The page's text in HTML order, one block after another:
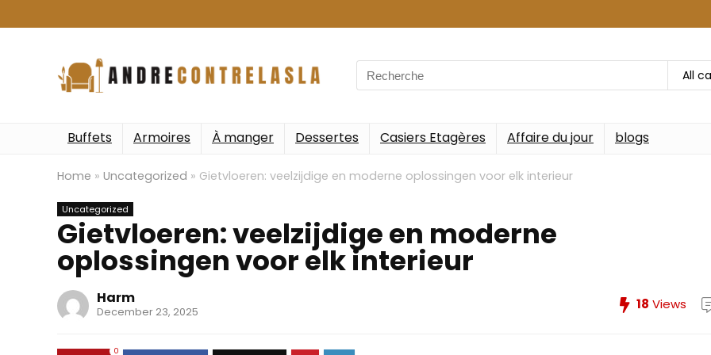
Search
for:
All
Buffets Armoires À manger Dessertes Casiers Etagères Affaire du jour blogs
Home » Uncategorized » Gietvloeren: veelzijdige en moderne oplossingen voor elk interieur
Uncategorized
Gietvloeren: veelzijdige en moderne
oplossingen voor elk interieur
Harm
December 23, 2025 18 Views
0